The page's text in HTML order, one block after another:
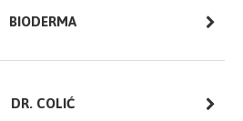
BIODERMA
DR. COLIĆ